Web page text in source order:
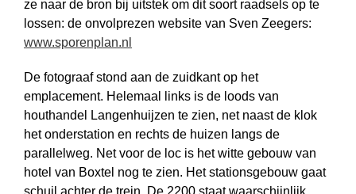
ze naar de bron bij uitstek om dit soort raadsels op te
lossen: de onvolprezen website van Sven Zeegers:
www.sporenplan.nl
De fotograaf stond aan de zuidkant op het
emplacement. Helemaal links is de loods van
houthandel Langenhuijzen te zien, net naast de klok
het onderstation en rechts de huizen langs de
parallelweg. Net voor de loc is het witte gebouw van
hotel van Boxtel nog te zien. Het stationsgebouw gaat
schuil achter de trein. De 2200 staat waarschijnlijk